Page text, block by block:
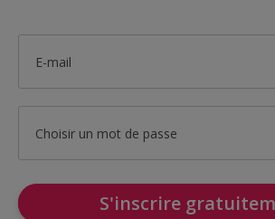
E-mail
Choisir un mot de passe
S'inscrire